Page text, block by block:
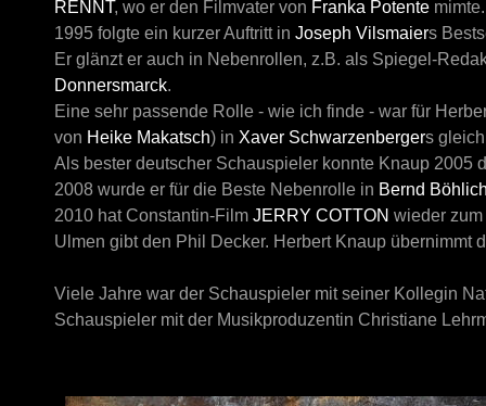
RENNT, wo er den Filmvater von Franka Potente mimte.
1995 folgte ein kurzer Auftritt in Joseph Vilsmaiers
Er glänzt er auch in Nebenrollen, z.B. als Spiegel-
Donnersmarck.
Eine sehr passende Rolle - wie ich finde - war für
von Heike Makatsch) in Xaver Schwarzenbergers
Als bester deutscher Schauspieler konnte Knaup 2005
2008 wurde er für die Beste Nebenrolle in Bernd
2010 hat Constantin-Film JERRY COTTON wieder
Ulmen gibt den Phil Decker. Herbert Knaup übernimmt
Viele Jahre war der Schauspieler mit seiner Kollegin
Schauspieler mit der Musikproduzentin Christiane